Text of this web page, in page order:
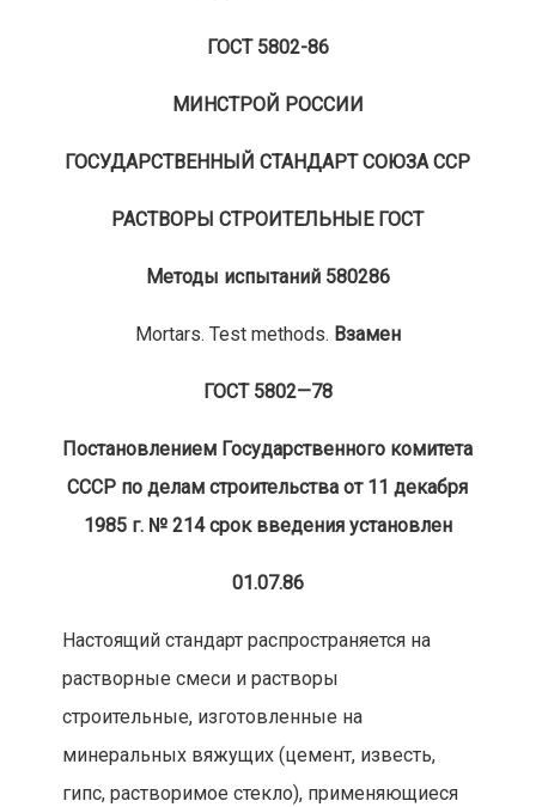
ГОСТ 5802-86
МИНСТРОЙ РОССИИ
ГОСУДАРСТВЕННЫЙ СТАНДАРТ СОЮЗАССР
РАСТВОРЫ СТРОИТЕЛЬНЫЕ ГОСТ
Методы испытаний 580286
Mortars. Test methods. Взамен
ГОСТ 5802—78
Постановлением Государственного комитета
СССР по делам строительства от 11 декабря
1985 г. № 214 срок введения установлен
01.07.86
Настоящий стандарт распространяется на
растворные смеси и растворы
строительные, изготовленные на
минеральных вяжущих (цемент, известь,
гипс, растворимое стекло), применяющиеся